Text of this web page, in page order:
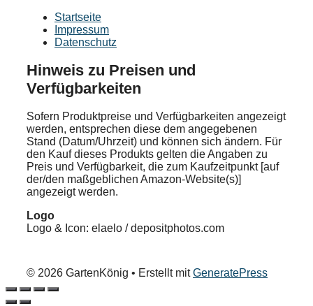
Startseite
Impressum
Datenschutz
Hinweis zu Preisen und
Verfügbarkeiten
Sofern Produktpreise und Verfügbarkeiten angezeigt
werden, entsprechen diese dem angegebenen
Stand (Datum/Uhrzeit) und können sich ändern. Für
den Kauf dieses Produkts gelten die Angaben zu
Preis und Verfügbarkeit, die zum Kaufzeitpunkt [auf
der/den maßgeblichen Amazon-Website(s)]
angezeigt werden.
Logo
Logo & Icon: elaelo / depositphotos.com
© 2026 GartenKönig • Erstellt mitGeneratePress